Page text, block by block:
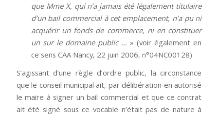
que Mme X, qui n’a jamais été légalement titulaire
d’un bail commercial à cet emplacement, n’a pu ni
acquérir un fonds de commerce, ni en constituer
un sur le domaine public … » (voir également en
ce sens CAA Nancy, 22 juin 2006, n°04NC00128)
S’agissant d’une règle d’ordre public, la circonstance
que le conseil municipal ait, par délibération en autorisé
le maire à signer un bail commercial et que ce contrat
ait été signé sous ce vocable n’était pas de nature à